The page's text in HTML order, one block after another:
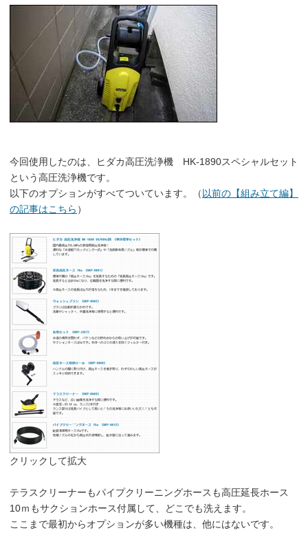
今回使用したのは、ヒダカ高圧洗浄機 HK-1890スペシャルセット
という高圧洗浄機です。
以下のオプションがすべてついています。（以前の【組み立て編】
の記事はこちら ）
クリックして拡大
テラスクリーナーもパイプクリーニングホースも高圧延長ホース
10ｍもサクションホース付属して、どこでも洗えます。
ここまで最初からオプションが多い機種は、他にはないです。